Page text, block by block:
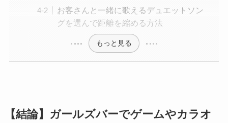
お客さんと一緒に歌えるデュエットソン
グを選んで距離を縮める方法
もっと見る
【結論】ガールズバーでゲームやカラオ